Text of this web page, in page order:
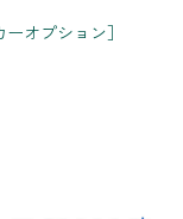
オプション］